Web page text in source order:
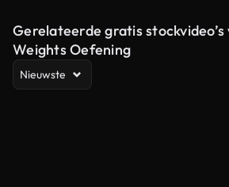
Gerelateerde gratis stockvideo’s
Weights Oefening
Nieuwste